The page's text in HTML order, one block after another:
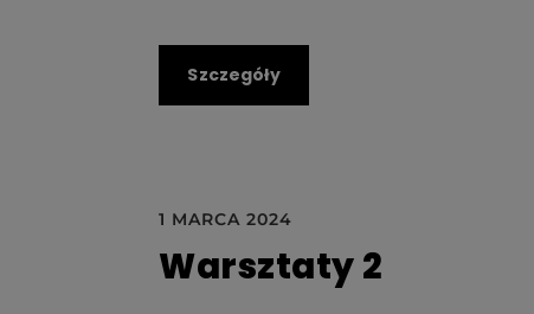
Szczegóły
1 MARCA 2024
Warsztaty 2